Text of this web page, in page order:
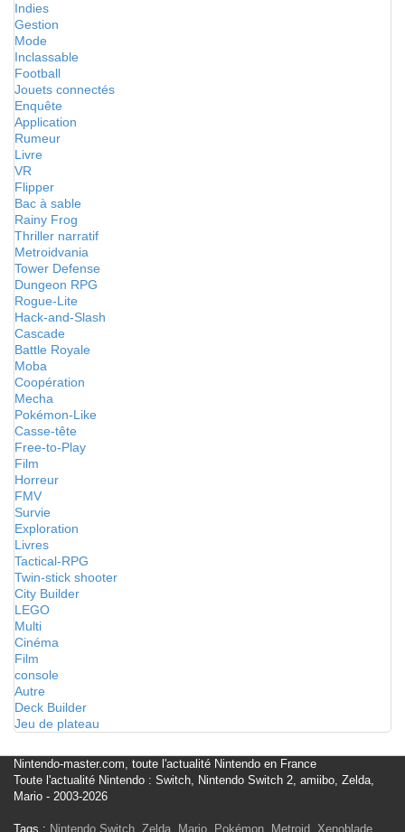
Indies
Gestion
Mode
Inclassable
Football
Jouets connectés
Enquête
Application
Rumeur
Livre
VR
Flipper
Bac à sable
Rainy Frog
Thriller narratif
Metroidvania
Tower Defense
Dungeon RPG
Rogue-Lite
Hack-and-Slash
Cascade
Battle Royale
Moba
Coopération
Mecha
Pokémon-Like
Casse-tête
Free-to-Play
Film
Horreur
FMV
Survie
Exploration
Livres
Tactical-RPG
Twin-stick shooter
City Builder
LEGO
Multi
Cinéma
Film
console
Autre
Deck Builder
Jeu de plateau
Nintendo-master.com, toute l'actualité Nintendo en France
Toute l'actualité Nintendo : Switch, Nintendo Switch 2, amiibo, Zelda,
Mario - 2003-2026
Tags : Nintendo Switch Zelda Mario Pokémon Metroid Xenoblade